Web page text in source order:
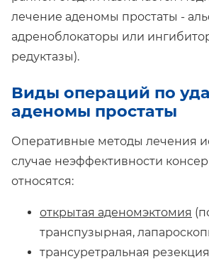
лечение аденомы простаты -
адреноблокаторы или
редуктазы).
Виды операций по
аденомы простаты
Оперативные методы лечения
случае неэффективности
относятся:
открытая аденомэктомия
транспузырная,
трансуретральная